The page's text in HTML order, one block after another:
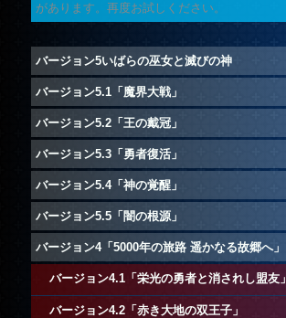
があります。再度お試しください。
バージョン5いばらの巫女と滅びの神
バージョン5.1「魔界大戦」
バージョン5.2「王の戴冠」
バージョン5.3「勇者復活」
バージョン5.4「神の覚醒」
バージョン5.5「闇の根源」
バージョン4「5000年の旅路 遥かなる故郷へ」
バージョン4.1「栄光の勇者と消されし盟友」
バージョン4.2「赤き大地の双王子」